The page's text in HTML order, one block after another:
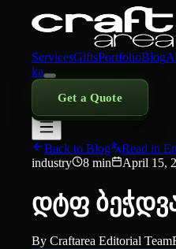
ServicesGiftsPortfolioBlog
ka
Get a Quote
Back to Blog
Read in
industry
8 min April 15,
დტფ
By Craftarea Editorial Team